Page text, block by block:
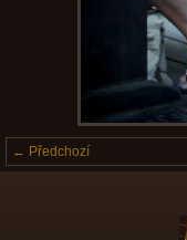
← Předchozí